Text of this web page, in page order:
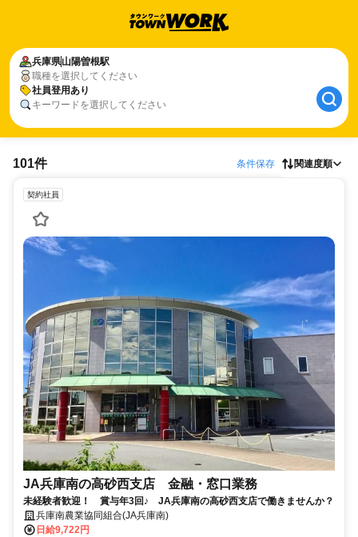
兵庫県山陽曽根駅
職種を選択してください
社員登用あり
キーワードを選択してください
101件 条件保存 関連度順
契約社員
JA兵庫南の高砂西支店 金融・窓口業務
未経験者歓迎！ 賞与年3回♪ JA兵庫南の高砂西支店で働きませんか？
兵庫南農業協同組合(JA兵庫南)
日給9,722円